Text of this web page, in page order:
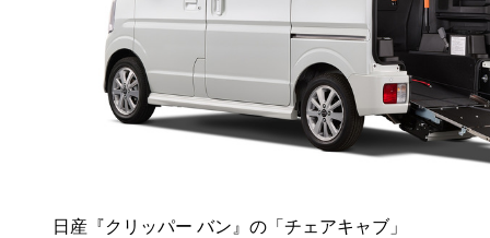
日産『クリッパー バン』の「チェアキャブ」